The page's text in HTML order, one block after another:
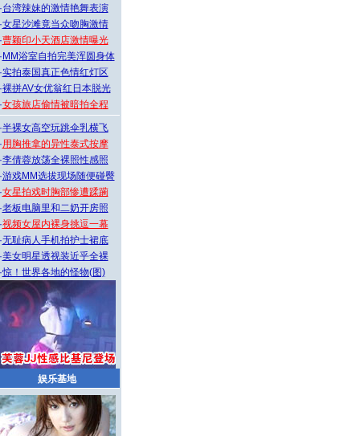
·台湾辣妹的激情艳舞表演
·女星沙滩竟当众吻胸激情
·曹颖印小天酒店激情曝光
· MM浴室自拍完美浑圆身体
·实拍泰国真正色情红灯区
·裸拼AV女优翁红日本脱光
·女孩旅店偷情被暗拍全程
·半裸女高空玩跳伞乳横飞
·用胸推拿的异性泰式按摩
·李倩蓉放荡全裸照性感照
·游戏MM选拔现场随便碰臀
·女星拍戏时胸部惨遭蹂躏
·老板电脑里和二奶开房照
·视频女屋内裸身挑逗一幕
·无耻病人手机拍护士裙底
·美女明星透视装近乎全裸
·惊！世界各地的怪物(图)
娱乐基地